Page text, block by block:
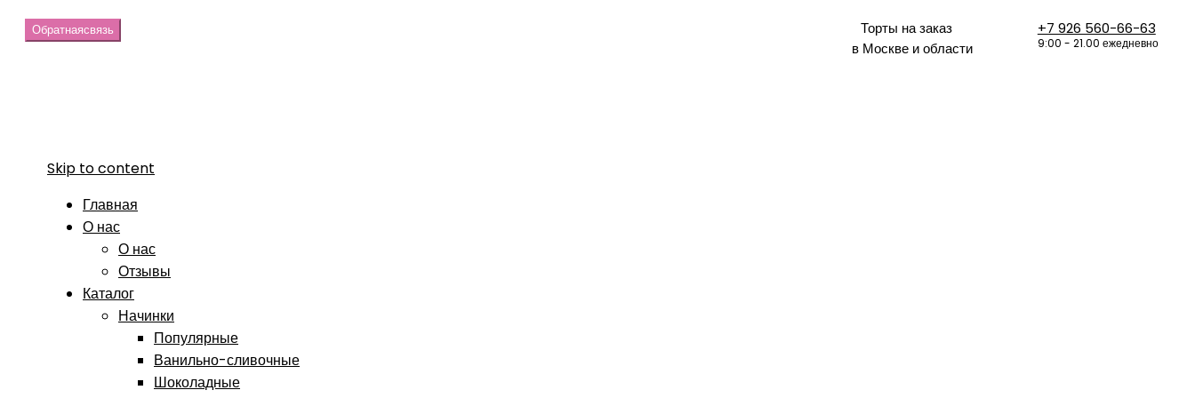
Обратнаясвязь +7 926 560-66-63
9:00 - 21.00 ежедневно
Торты на заказ
в Москве и области
Skip to content
Главная
О нас
О нас
Отзывы
Каталог
Начинки
Популярные
Ванильно-сливочные
Шоколадные